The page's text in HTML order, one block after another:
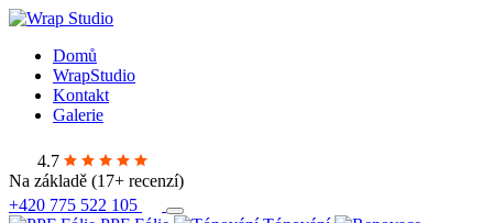
Domů
WrapStudio
Kontakt
Galerie
4.7
Na základě (17+ recenzí)
+420 775 522 105